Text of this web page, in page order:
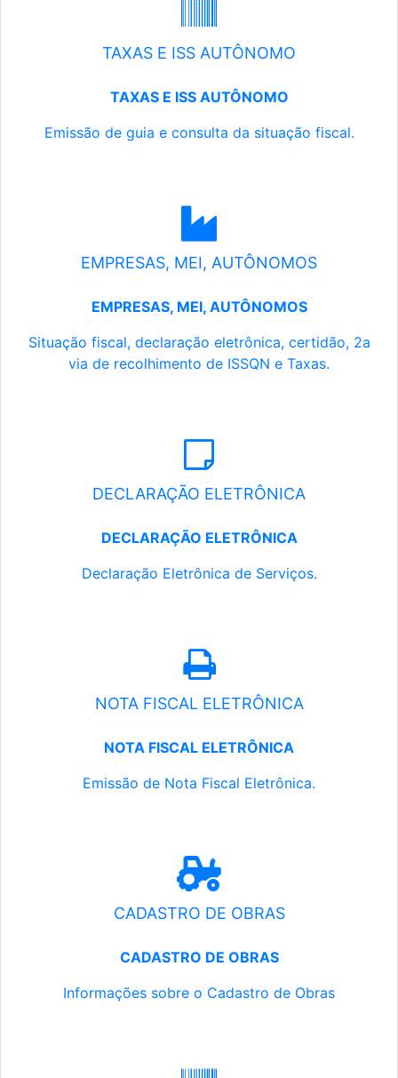
TAXAS E ISS AUTÔNOMO
TAXAS E ISS AUTÔNOMO
Emissão de guia e consulta da situação fiscal.
EMPRESAS, MEI, AUTÔNOMOS
EMPRESAS, MEI, AUTÔNOMOS
Situação fiscal, declaração eletrônica, certidão, 2a
via de recolhimento de ISSQN e Taxas.
DECLARAÇÃO ELETRÔNICA
DECLARAÇÃO ELETRÔNICA
Declaração Eletrônica de Serviços.
NOTA FISCAL ELETRÔNICA
NOTA FISCAL ELETRÔNICA
Emissão de Nota Fiscal Eletrônica.
CADASTRO DE OBRAS
CADASTRO DE OBRAS
Informações sobre o Cadastro de Obras